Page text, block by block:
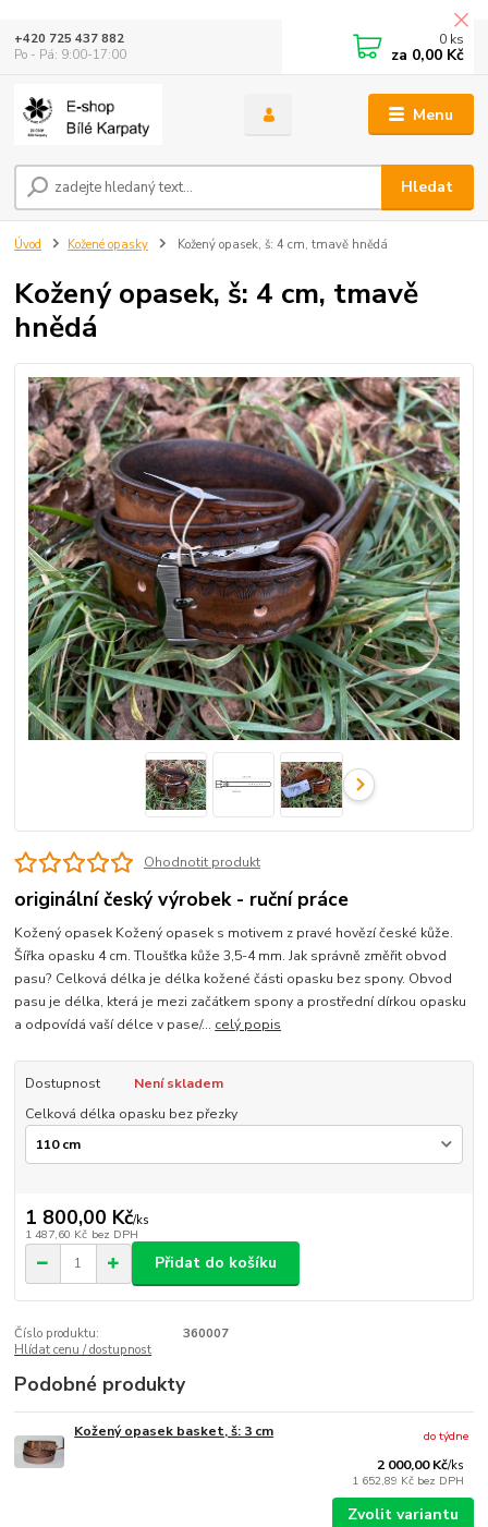
Menu
Hledat
+420 725 437 882
Po - Pá: 9:00-17:00
0 ks
za 0,00 Kč
Úvod Kožené opasky Kožený opasek, š: 4 cm, tmavě hnědá
Kožený opasek, š: 4 cm, tmavě
hnědá
Ohodnotit produkt
originální český výrobek - ruční práce
Kožený opasek Kožený opasek s motivem z pravé hovězí české kůže.
Šířka opasku 4 cm. Tloušťka kůže 3,5-4 mm. Jak správně změřit obvod
pasu? Celková délka je délka kožené části opasku bez spony. Obvod
pasu je délka, která je mezi začátkem spony a prostřední dírkou opasku
a odpovídá vaší délce v pase/... celý popis
Dostupnost
Není skladem
Celková délka opasku bez přezky
1 800,00 Kč/ks
1 487,60 Kč bez DPH
Přidat do košíku
Číslo produktu:
360007
Hlídat cenu / dostupnost
Podobné produkty
Kožený opasek basket, š: 3 cm
2 000,00 Kč/ks
1 652,89 Kč bez DPH
do týdne
Zvolit variantu